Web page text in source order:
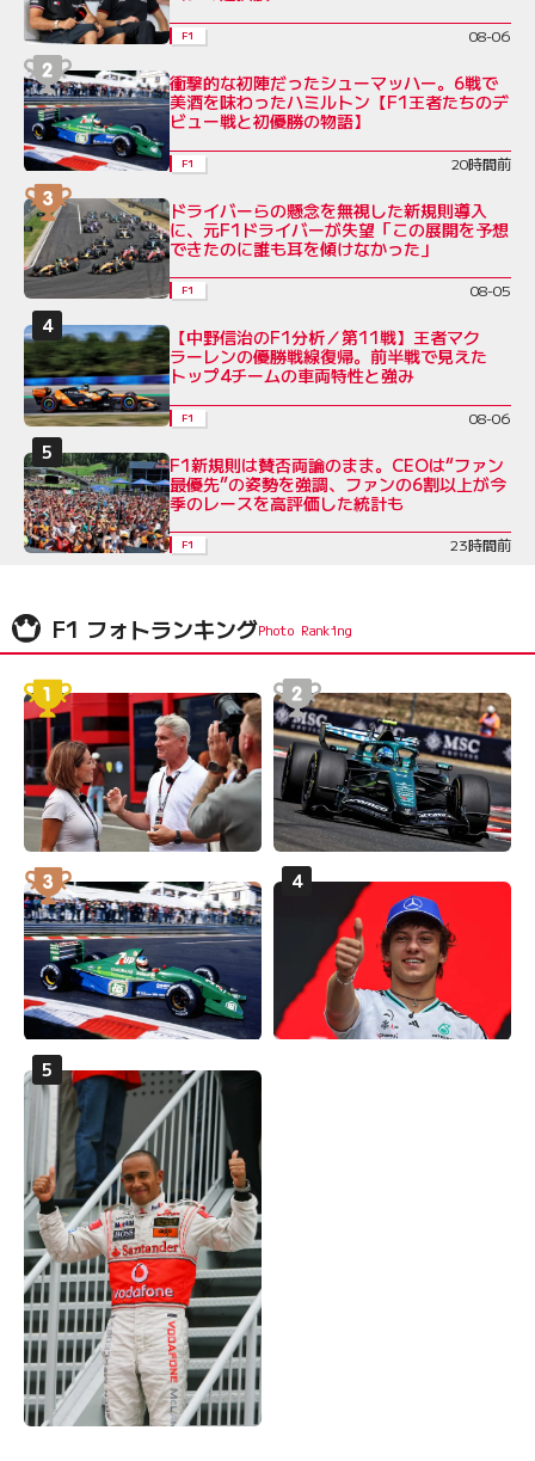
F1 08-06
衝撃的な初陣だったシューマッハー。6戦で
美酒を味わったハミルトン【F1王者たちのデ
ビュー戦と初優勝の物語】
F1 20時間前
ドライバーらの懸念を無視した新規則導入
に、元F1ドライバーが失望「この展開を予想
できたのに誰も耳を傾けなかった」
F1 08-05
【中野信治のF1分析／第11戦】王者マク
ラーレンの優勝戦線復帰。前半戦で見えた
トップ4チームの車両特性と強み
F1 08-06
F1新規則は賛否両論のまま。CEOは“ファン
最優先”の姿勢を強調、ファンの6割以上が今
季のレースを高評価した統計も
F1 23時間前
F1 フォトランキング